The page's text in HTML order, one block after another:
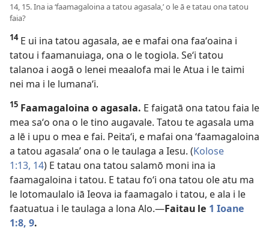
14, 15. Ina ia ʻfaamagaloina a tatou agasala,’ o le ā e tatau ona tatou
faia?
14E ui ina tatou agasala, ae e mafai ona faaʻoaina i
tatou i faamanuiaga, ona o le togiola. Seʻi tatou
talanoa i aogā o lenei meaalofa mai le Atua i le taimi
nei ma i le lumanaʻi.
15 Faamagaloina o agasala. E faigatā ona tatou faia le
mea saʻo ona o le tino augavale. Tatou te agasala uma
a lē i upu o mea e fai. Peitaʻi, e mafai ona ʻfaamagaloina
a tatou agasala’ ona o le taulaga a Iesu. (Kolose
1:13, 14) E tatau ona tatou salamō moni ina ia
faamagaloina i tatou. E tatau foʻi ona tatou ole atu ma
le lotomaulalo iā Ieova ia faamagalo i tatou, e ala i le
faatuatua i le taulaga a lona Alo.—Faitau le 1 Ioane
1:8, 9.